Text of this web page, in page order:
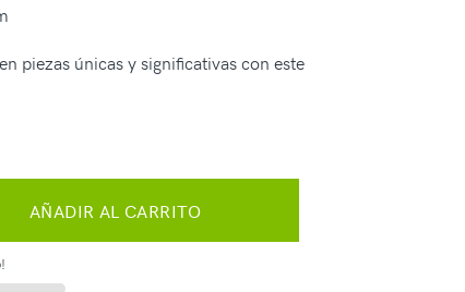
piezas únicas y significativas con este
AÑADIR AL CARRITO